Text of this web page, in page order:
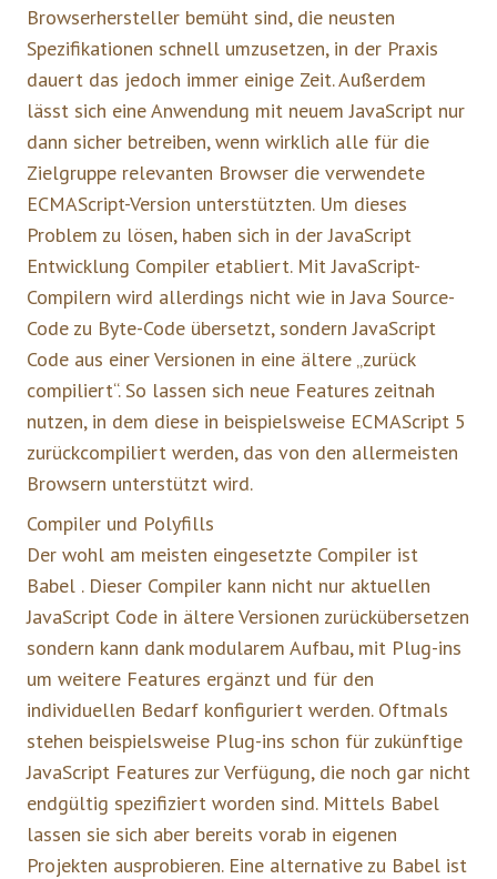
Browserhersteller bemüht sind, die neusten
Spezifikationen schnell umzusetzen, in der Praxis
dauert das jedoch immer einige Zeit. Außerdem
lässt sich eine Anwendung mit neuem JavaScript nur
dann sicher betreiben, wenn wirklich alle für die
Zielgruppe relevanten Browser die verwendete
ECMAScript-Version unterstützten. Um dieses
Problem zu lösen, haben sich in der JavaScript
Entwicklung Compiler etabliert. Mit JavaScript-
Compilern wird allerdings nicht wie in Java Source-
Code zu Byte-Code übersetzt, sondern JavaScript
Code aus einer Versionen in eine ältere „zurück
compiliert“. So lassen sich neue Features zeitnah
nutzen, in dem diese in beispielsweise ECMAScript 5
zurückcompiliert werden, das von den allermeisten
Browsern unterstützt wird.
Compiler und Polyfills
Der wohl am meisten eingesetzte Compiler ist
Babel . Dieser Compiler kann nicht nur aktuellen
JavaScript Code in ältere Versionen zurückübersetzen
sondern kann dank modularem Aufbau, mit Plug-ins
um weitere Features ergänzt und für den
individuellen Bedarf konfiguriert werden. Oftmals
stehen beispielsweise Plug-ins schon für zukünftige
JavaScript Features zur Verfügung, die noch gar nicht
endgültig spezifiziert worden sind. Mittels Babel
lassen sie sich aber bereits vorab in eigenen
Projekten ausprobieren. Eine alternative zu Babel ist